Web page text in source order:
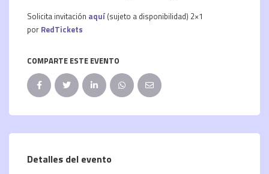
Solicita invitación aquí(sujeto a disponibilidad) 2×1
por RedTickets
COMPARTE ESTE EVENTO
Detalles del evento